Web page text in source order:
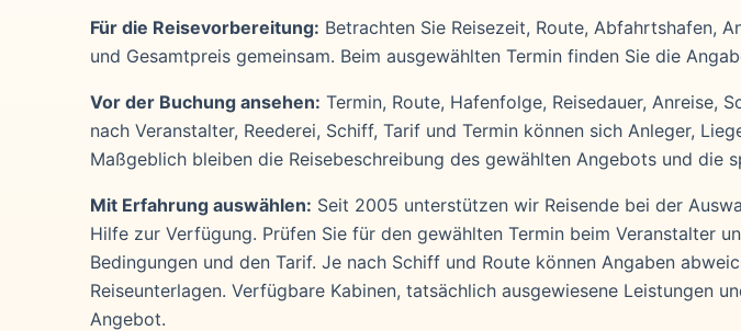
Für die Reisevorbereitung: Betrachten Sie Reisezeit, Route, Abfahrtshafen,
und Gesamtpreis gemeinsam. Beim ausgewählten Termin finden Sie die
Vor der Buchung ansehen: Termin, Route, Hafenfolge, Reisedauer, Anreise,
nach Veranstalter, Reederei, Schiff, Tarif und Termin können sich Anleger,
Maßgeblich bleiben die Reisebeschreibung des gewählten Angebots und die
Mit Erfahrung auswählen: Seit 2005 unterstützen wir Reisende bei der
Hilfe zur Verfügung. Prüfen Sie für den gewählten Termin beim Veranstalter
Bedingungen und den Tarif. Je nach Schiff und Route können Angaben
Reiseunterlagen. Verfügbare Kabinen, tatsächlich ausgewiesene Leistungen
Angebot.